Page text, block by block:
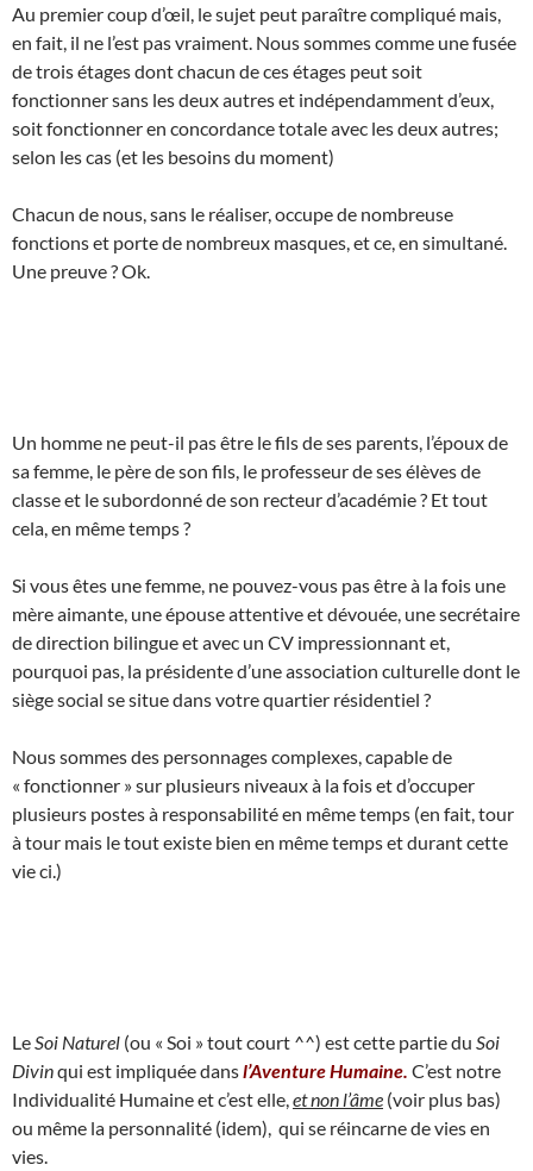
Au premier coup d’œil, le sujet peut paraître compliqué mais,
en fait, il ne l’est pas vraiment. Nous sommes comme une fusée
de trois étages dont chacun de ces étages peut soit
fonctionner sans les deux autres et indépendamment d’eux,
soit fonctionner en concordance totale avec les deux autres;
selon les cas (et les besoins du moment)
Chacun de nous, sans le réaliser, occupe de nombreuse
fonctions et porte de nombreux masques, et ce, en simultané.
Une preuve ? Ok.
Un homme ne peut-il pas être le fils de ses parents, l’époux de
sa femme, le père de son fils, le professeur de ses élèves de
classe et le subordonné de son recteur d’académie ? Et tout
cela, en même temps ?
Si vous êtes une femme, ne pouvez-vous pas être à la fois une
mère aimante, une épouse attentive et dévouée, une secrétaire
de direction bilingue et avec un CV impressionnant et,
pourquoi pas, la présidente d’une association culturelle dont le
siège social se situe dans votre quartier résidentiel ?
Nous sommes des personnages complexes, capable de
« fonctionner » sur plusieurs niveaux à la fois et d’occuper
plusieurs postes à responsabilité en même temps (en fait, tour
à tour mais le tout existe bien en même temps et durant cette
vie ci.)
Le Soi Naturel (ou « Soi » tout court ^^) est cette partie du Soi
Divinqui est impliquée dansl’Aventure Humaine. C’est notre
Individualité Humaine et c’est elle, et non l’âme (voir plus bas)
ou même la personnalité (idem), qui se réincarne de vies en
vies.